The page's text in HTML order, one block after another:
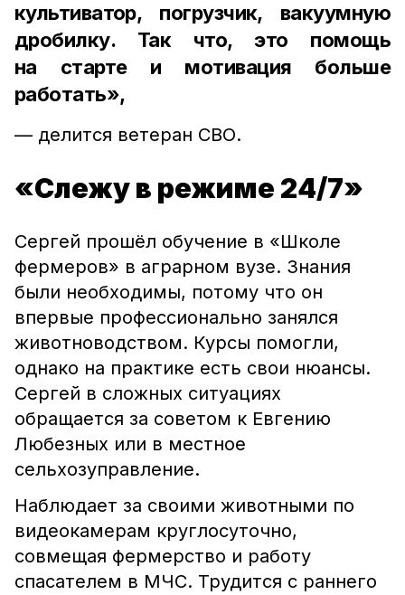
культиватор, погрузчик, вакуумную
дробилку. Так что, это помощь
на старте и мотивация больше
работать»,
— делится ветеран СВО.
«Слежу в режиме 24/7»
Сергей прошёл обучение в «Школе
фермеров» в аграрном вузе. Знания
были необходимы, потому что он
впервые профессионально занялся
животноводством. Курсы помогли,
однако на практике есть свои нюансы.
Сергей в сложных ситуациях
обращается за советом к Евгению
Любезных или в местное
сельхозуправление.
Наблюдает за своими животными по
видеокамерам круглосуточно,
совмещая фермерство и работу
спасателем в МЧС. Трудится с раннего